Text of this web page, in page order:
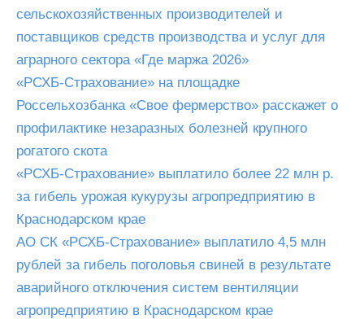
сельскохозяйственных производителей и
поставщиков средств производства и услуг для
аграрного сектора «Где маржа 2026»
«РСХБ-Страхование» на площадке
Россельхозбанка «Свое фермерство» расскажет о
профилактике незаразных болезней крупного
рогатого скота
«РСХБ-Страхование» выплатило более 22 млн р.
за гибель урожая кукурузы агропредприятию в
Краснодарском крае
АО СК «РСХБ-Страхование» выплатило 4,5 млн
рублей за гибель поголовья свиней в результате
аварийного отключения систем вентиляции
агропредприятию в Краснодарском крае